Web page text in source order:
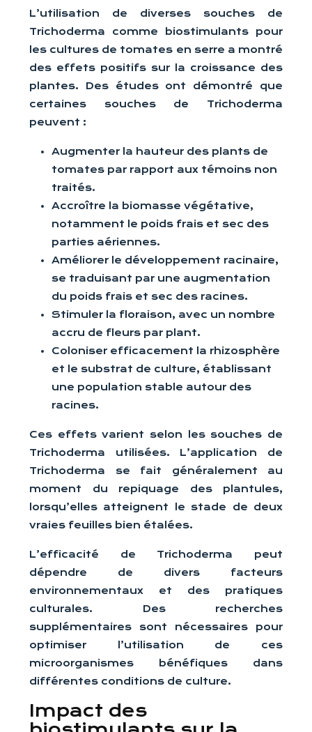
L’utilisation de diverses souches de
Trichoderma comme biostimulants pour
les cultures de tomates en serre a montré
des effets positifs sur la croissance des
plantes. Des études ont démontré que
certaines souches de Trichoderma
peuvent :
Augmenter la hauteur des plants de
tomates par rapport aux témoins non
traités.
Accroître la biomasse végétative,
notamment le poids frais et sec des
parties aériennes.
Améliorer le développement racinaire,
se traduisant par une augmentation
du poids frais et sec des racines.
Stimuler la floraison, avec un nombre
accru de fleurs par plant.
Coloniser efficacement la rhizosphère
et le substrat de culture, établissant
une population stable autour des
racines.
Ces effets varient selon les souches de
Trichoderma utilisées. L’application de
Trichoderma se fait généralement au
moment du repiquage des plantules,
lorsqu’elles atteignent le stade de deux
vraies feuilles bien étalées.
L’efficacité de Trichoderma peut
dépendre de divers facteurs
environnementaux et des pratiques
culturales. Des recherches
supplémentaires sont nécessaires pour
optimiser l’utilisation de ces
microorganismes bénéfiques dans
différentes conditions de culture.
Impact des